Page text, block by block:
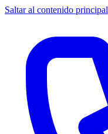
Saltar al contenido principal